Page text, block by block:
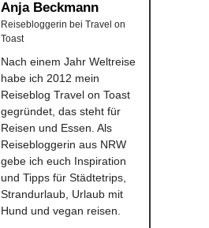
Anja Beckmann
Reisebloggerin bei Travel on
Toast
Nach einem Jahr Weltreise
habe ich 2012 mein
Reiseblog Travel on Toast
gegründet, das steht für
Reisen und Essen. Als
Reisebloggerin aus NRW
gebe ich euch Inspiration
und Tipps für Städtetrips,
Strandurlaub, Urlaub mit
Hund und vegan reisen.